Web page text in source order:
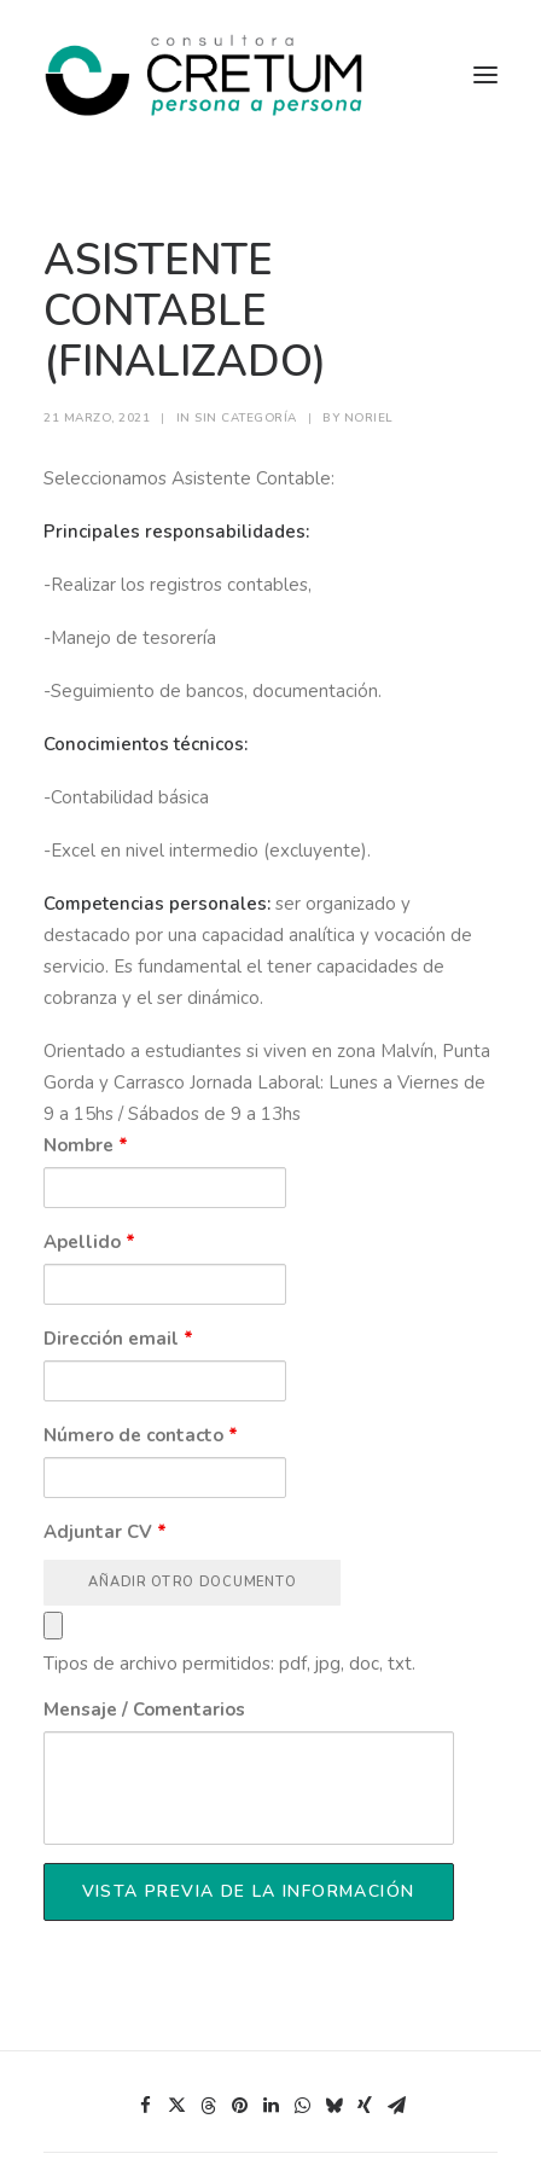
SERVICIOS
SOBRE NOSOTROS
CONTACTO
ASISTENTE
CONTABLE
(FINALIZADO)
21 MARZO, 2021 | IN SIN CATEGORÍA | BY NORIEL
Seleccionamos Asistente Contable:
Principales responsabilidades:
-Realizar los registros contables,
-Manejo de tesorería
-Seguimiento de bancos, documentación.
Conocimientos técnicos:
-Contabilidad básica
-Excel en nivel intermedio (excluyente).
Competencias personales: ser organizado y
destacado por una capacidad analítica y vocación de
servicio. Es fundamental el tener capacidades de
cobranza y el ser dinámico.
Orientado a estudiantes si viven en zona Malvín, Punta
Gorda y Carrasco Jornada Laboral: Lunes a Viernes de
9 a 15hs / Sábados de 9 a 13hs
Nombre *
Apellido *
Dirección email *
Número de contacto *
Adjuntar CV *
AÑADIR OTRO DOCUMENTO
Tipos de archivo permitidos: pdf, jpg, doc, txt.
Mensaje / Comentarios